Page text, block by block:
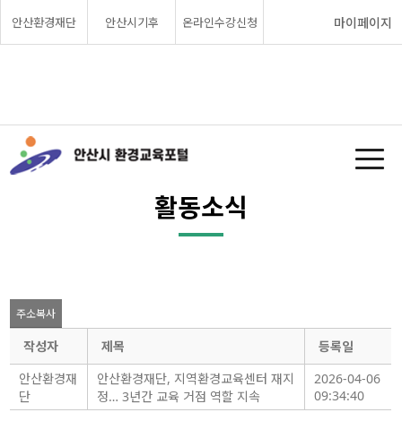
안산환경재단 안산시기후 온라인수강신청 마이페이지
활동소식
주소복사
작성자 제목
등록일
안산환경재
단
안산환경재단, 지역환경교육센터 재지
정… 3년간 교육 거점 역할 지속
2026-04-06
09:34:40